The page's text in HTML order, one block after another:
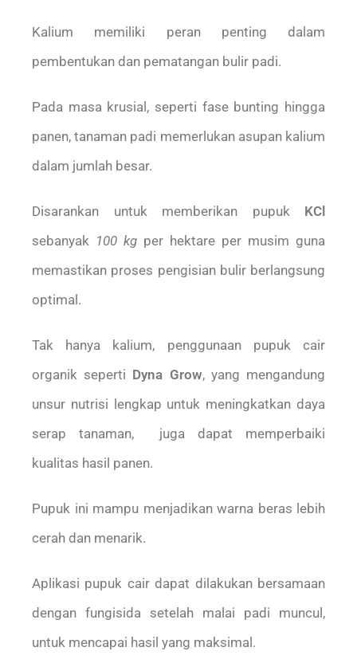
Kalium memiliki peran penting dalam
pembentukan dan pematangan bulir padi.
Pada masa krusial, seperti fase bunting hingga
panen, tanaman padi memerlukan asupan kalium
dalam jumlah besar.
Disarankan untuk memberikan pupuk KCl
sebanyak 100 kg per hektare per musim guna
memastikan proses pengisian bulir berlangsung
optimal.
Tak hanya kalium, penggunaan pupuk cair
organik seperti Dyna Grow, yang mengandung
unsur nutrisi lengkap untuk meningkatkan daya
serap tanaman, juga dapat memperbaiki
kualitas hasil panen.
Pupuk ini mampu menjadikan warna beras lebih
cerah dan menarik.
Aplikasi pupuk cair dapat dilakukan bersamaan
dengan fungisida setelah malai padi muncul,
untuk mencapai hasil yang maksimal.